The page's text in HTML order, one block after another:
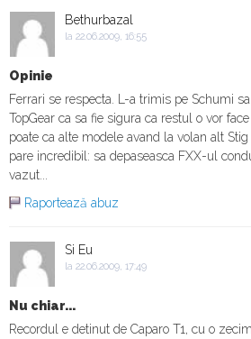
Cel mai lung drift din
Ferrari 458 Italia vs
Bethurbazal
la 22.06.2009, 16:55
Opinie
Ferrari se respecta. L-a trimis pe Schumi
TopGear ca sa fie sigura ca restul o vor
poate ca alte modele avand la volan alt
pare incredibil: sa depaseasca FXX-ul
vazut...
Raportează abuz
Si Eu
la 22.06.2009, 17:49
Nu chiar...
Recordul e detinut de Caparo T1, cu o